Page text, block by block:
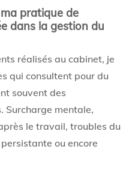
pratique de
dans la gestion du
réalisés au cabinet, je
qui consultent pour du
souvent des
Surcharge mentale,
le travail, troubles du
ou encore